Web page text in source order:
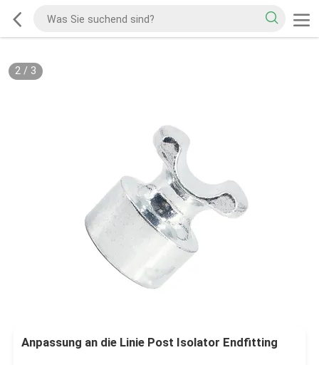
2/ 3
Anpassung an die Linie Post Isolator Endfitting